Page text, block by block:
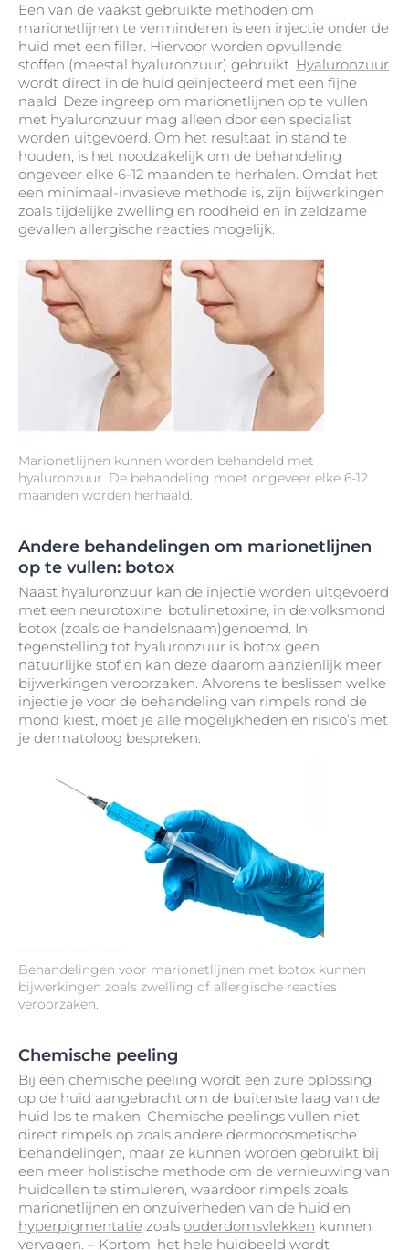
Marionetlijnen kunnen worden behandeld met
hyaluronzuur. De behandeling moet ongeveer elke 6-12
maanden worden herhaald.
Een van de vaakst gebruikte methoden om
marionetlijnen te verminderen is een injectie onder de
huid met een filler. Hiervoor worden opvullende
stoffen (meestal hyaluronzuur) gebruikt. Hyaluronzuur
wordt direct in de huid geïnjecteerd met een fijne
naald. Deze ingreep om marionetlijnen op te vullen
met hyaluronzuur mag alleen door een specialist
worden uitgevoerd. Om het resultaat in stand te
houden, is het noodzakelijk om de behandeling
ongeveer elke 6-12 maanden te herhalen. Omdat het
een minimaal-invasieve methode is, zijn bijwerkingen
zoals tijdelijke zwelling en roodheid en in zeldzame
gevallen allergische reacties mogelijk.
Andere behandelingen om marionetlijnen
op te vullen: botox
Behandelingen voor marionetlijnen met botox kunnen
bijwerkingen zoals zwelling of allergische reacties
veroorzaken.
Naast hyaluronzuur kan de injectie worden uitgevoerd
met een neurotoxine, botulinetoxine, in de volksmond
botox (zoals de handelsnaam)genoemd. In
tegenstelling tot hyaluronzuur is botox geen
natuurlijke stof en kan deze daarom aanzienlijk meer
bijwerkingen veroorzaken. Alvorens te beslissen welke
injectie je voor de behandeling van rimpels rond de
mond kiest, moet je alle mogelijkheden en risico’s met
je dermatoloog bespreken.
Chemische peeling
Bij een chemische peeling wordt een zure oplossing
op de huid aangebracht om de buitenste laag van de
huid los te maken. Chemische peelings vullen niet
direct rimpels op zoals andere dermocosmetische
behandelingen, maar ze kunnen worden gebruikt bij
een meer holistische methode om de vernieuwing van
huidcellen te stimuleren, waardoor rimpels zoals
marionetlijnen en onzuiverheden van de huid en
hyperpigmentatie zoals ouderdomsvlekken kunnen
vervagen. – Kortom, het hele huidbeeld wordt